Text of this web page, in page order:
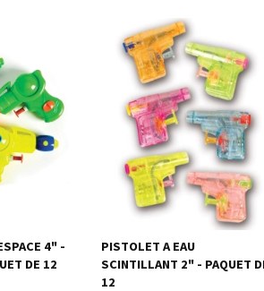
4" -
DE 12
PISTOLET A EAU
SCINTILLANT 2" - PAQUET
12